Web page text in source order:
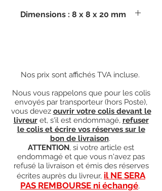
Dimensions : 8 x 8 x 20 mm
Nos prix sont affichés TVA incluse.
Nous vous rappelons que pour les colis
envoyés par transporteur (hors Poste),
vous devez ouvrir votre colis devant le
livreuret, s'il est endommagé, refuser
le colis et écrire vos réserves sur le
bon de livraison.
ATTENTION, si votre article est
endommagé et que vous n'avez pas
refusé la livraison et émis des réserves
écrites auprès du livreur, il NE SERA
PAS REMBOURSE ni échangé.